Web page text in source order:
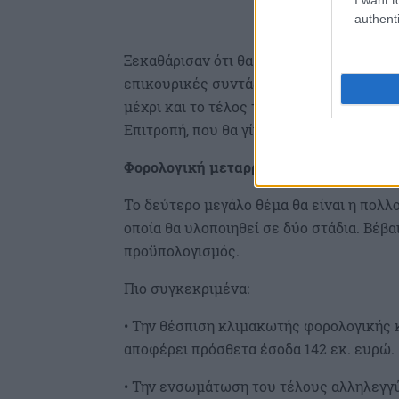
Ξεκαθάρισαν ότι θα πρέπει και οι
επικουρικές συντάξεις να περάσουν σε
μέχρι και το τέλος του μήνα. Η πρόταση
Επιτροπή, που θα γίνει μέσα στην
Φορολογική μεταρρύθμιση
Το δεύτερο μεγάλο θέμα θα είναι η
οποία θα υλοποιηθεί σε δύο στάδια.
προϋπολογισμός.
Πιο συγκεκριμένα:
• Την θέσπιση κλιμακωτής φορολογικής
αποφέρει πρόσθετα έσοδα 142 εκ. ευρώ.
• Την ενσωμάτωση του τέλους